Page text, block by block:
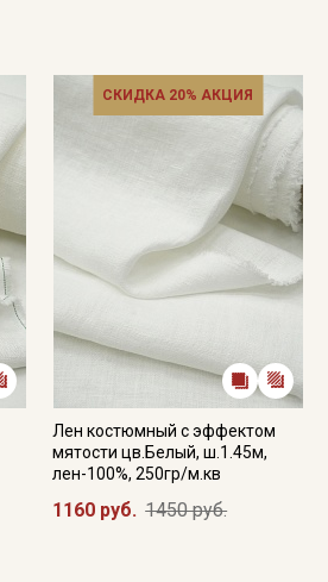
СКИДКА 20% АКЦИЯ
Лен костюмный с эффектом
мятости цв.Белый, ш.1.45м,
лен-100%, 250гр/м.кв
1160 руб. 1450 руб.